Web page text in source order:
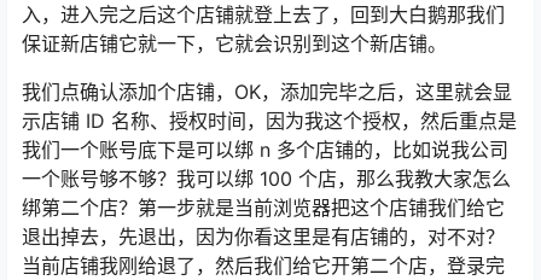
入，进入完之后这个店铺就登上去了，回到大白鹅那我们
保证新店铺它就一下，它就会识别到这个新店铺。
我们点确认添加个店铺，OK，添加完毕之后，这里就会显
示店铺 ID 名称、授权时间，因为我这个授权，然后重点是
我们一个账号底下是可以绑 n 多个店铺的，比如说我公司
一个账号够不够？我可以绑 100 个店，那么我教大家怎么
绑第二个店？第一步就是当前浏览器把这个店铺我们给它
退出掉去，先退出，因为你看这里是有店铺的，对不对？
当前店铺我刚给退了，然后我们给它开第二个店，登录完